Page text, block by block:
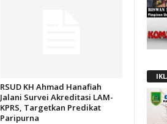
RSUD KH Ahmad Hanafiah
Jalani Survei Akreditasi LAM-
KPRS, Targetkan Predikat
Paripurna